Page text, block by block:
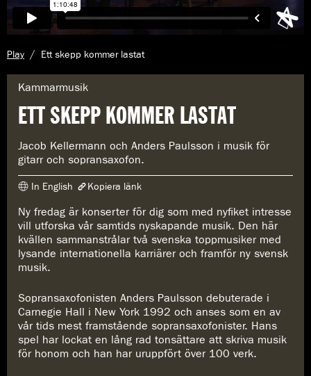
Play
A
e
l
s
i
d
a
Ett skepp kommer lastat
G
n
r
e
:
Kammarmusik
ETT SKEPP KOMMER LASTAT
Jacob Kellermann och Anders Paulsson i musik för
gitarr och sopransaxofon.
In English Kopiera länk
Länken har kopierats
https://www.konserthuset.se/play/ett-skepp-kommer-lastat/
Ny fredag är konserter för dig som med nyfiket intresse
vill utforska vår samtids nyskapande musik. Den här
kvällen sammanstrålar två svenska toppmusiker med
lysande internationella karriärer och framför ny svensk
musik.
Sopransaxofonisten Anders Paulsson debuterade i
Carnegie Hall i New York 1992 och anses som en av
vår tids mest framstående sopransaxofonister. Hans
spel har lockat en lång rad tonsättare att skriva musik
för honom och han har uruppfört över 100 verk.